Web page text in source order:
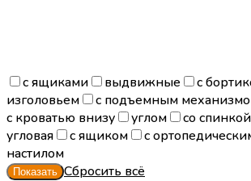
с ящиками выдвижные с
изголовьем
с подъемным
с кроватью внизу
углом со спинкой
угловая
с ящиком с
настилом
Сбросить всё